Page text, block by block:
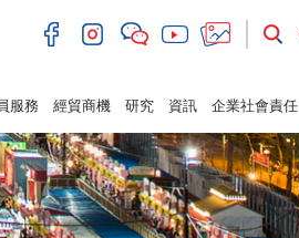
服務 經貿商機 研究 資訊 企業社會責任